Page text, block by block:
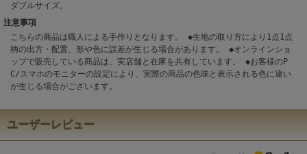
ダブルサイズ。
注意事項
こちらの商品は職人による手作りとなります。 ◆生地の取り方により1点1点
柄の出方・配置、形や色に誤差が生じる場合があります。 ◆オンラインショ
ップで販売している商品は、実店舗と在庫を共有しています。 ◆お客様のP
C/スマホのモニターの設定により、実際の商品の色味と表示される色に違い
が生じる場合がございます。
ユーザーレビュー